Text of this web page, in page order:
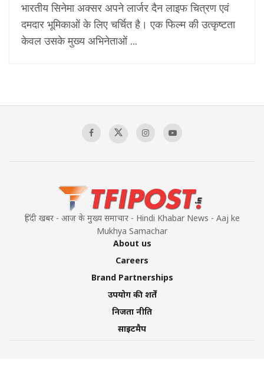
भारतीय सिनेमा अक्सर अपने लार्जर दैन लाइफ चित्रण एवं
दमदार भूमिकाओं के लिए चर्चित है। एक फिल्म की उत्कृष्टता
केवल उसके मुख्य अभिनेताओं ...
हिंदी खबर - आज के मुख्य समाचार - Hindi Khabar News - Aaj ke
Mukhya Samachar
About us
Careers
Brand Partnerships
उपयोग की शर्तें
निजता नीति
साइटमैप